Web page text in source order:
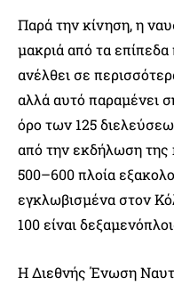
Παρά την κίνηση, η
μακριά από τα
ανέλθει σε
αλλά αυτό παραμένει
όρο των 125
από την εκδήλωση της
500–600 πλοία
εγκλωβισμένα στον
100 είναι
Η Διεθνής Ένωση